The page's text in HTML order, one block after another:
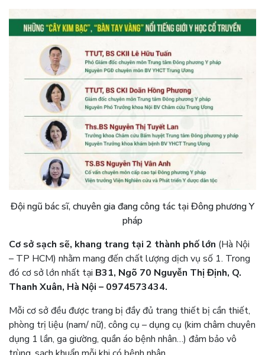
Đội ngũ bác sĩ, chuyên gia đang công tác tại Đông phương Y
pháp
Cơ sở sạch sẽ, khang trang tại 2 thành phố lớn (Hà Nội
– TP HCM) nhằm mang đến chất lượng dịch vụ số 1. Trong
đó cơ sở lớn nhất tại B31, Ngõ 70 Nguyễn Thị Định, Q.
Thanh Xuân, Hà Nội – 0974573434.
Mỗi cơ sở đều được trang bị đầy đủ trang thiết bị cần thiết,
phòng trị liệu (nam/ nữ), công cụ – dụng cụ (kim châm chuyên
dụng 1 lần, ga giường, quần áo bệnh nhân…) đảm bảo vô